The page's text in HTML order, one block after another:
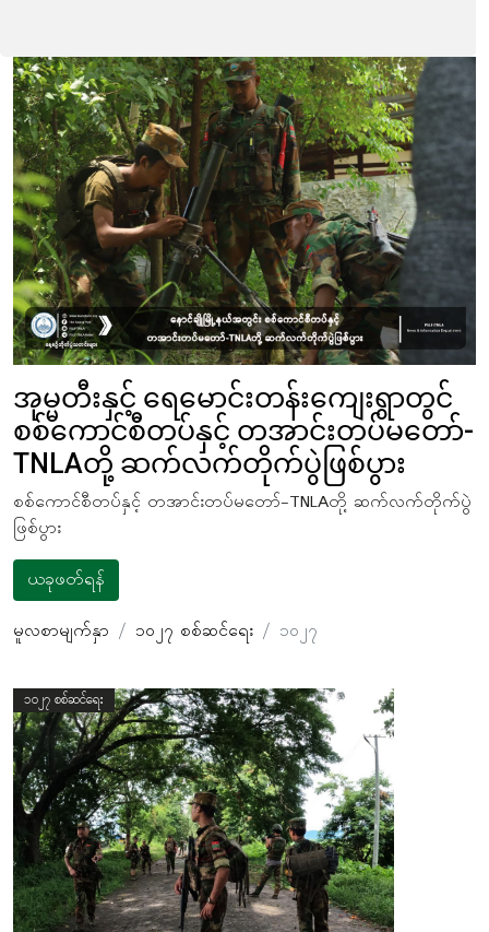
အုမ္မတီးနှင့် ရေမောင်းတန်းကျေးရွာတွင်
စစ်ကောင်စီတပ်နှင့် တအာင်းတပ်မတော်-
TNLAတို့ ဆက်လက်တိုက်ပွဲဖြစ်ပွား
စစ်ကောင်စီတပ်နှင့် တအာင်းတပ်မတော်-TNLAတို့ ဆက်လက်တိုက်ပွဲ
ဖြစ်ပွား
ယခုဖတ်ရန်
မူလစာမျက်နှာ
၁၀၂၇ စစ်ဆင်ရေး ၁၀၂၇
၁၀၂၇ စစ်ဆင်ရေး